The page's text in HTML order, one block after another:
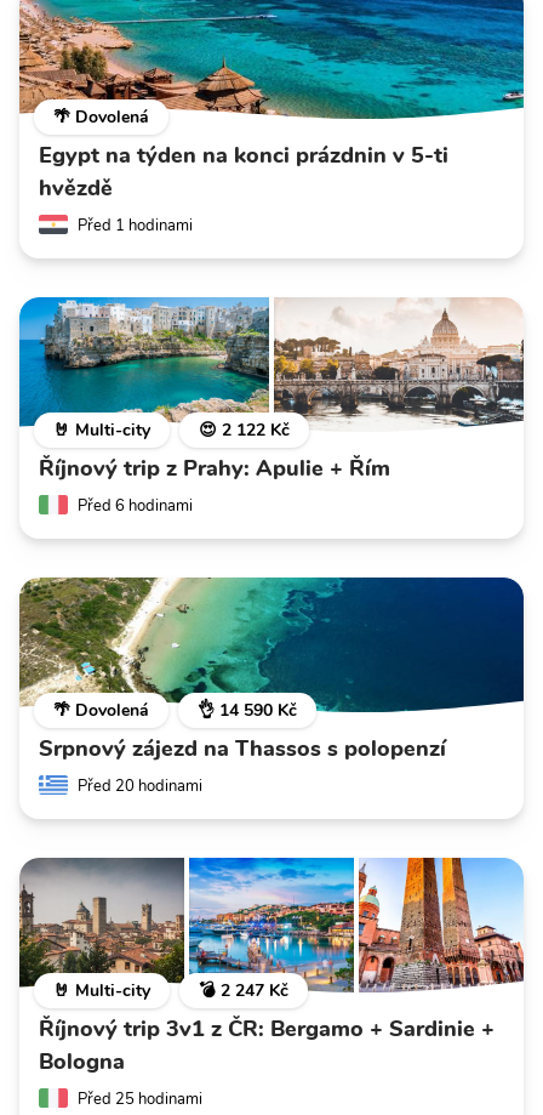
🌴 Dovolená
Egypt na týden na konci prázdnin v 5-ti
hvězdě
Před 1 hodinami
🤘 Multi-city 😍 2 122 Kč
Říjnový trip z Prahy: Apulie + Řím
Před 6 hodinami
🌴 Dovolená 👌 14 590 Kč
Srpnový zájezd na Thassos s polopenzí
Před 20 hodinami
🤘 Multi-city 💣 2 247 Kč
Říjnový trip 3v1 z ČR: Bergamo + Sardinie +
Bologna
Před 25 hodinami